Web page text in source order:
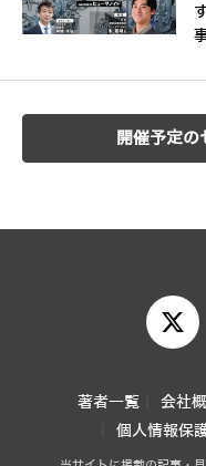
開催予定の
著者一覧 会社
個人情報保